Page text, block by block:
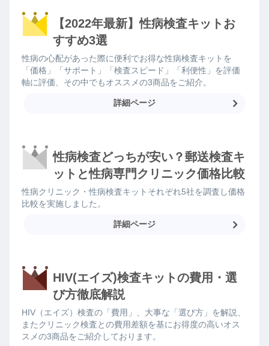
【2022年最新】性病検査キットお
すすめ3選
性病の心配があった際に便利でお得な性病検査キットを
「価格」「サポート」「検査スピード」「利便性」を評価
軸に評価、その中でもオススメの3商品をご紹介。
詳細ページ
性病検査どっちが安い？郵送検査キ
ットと性病専門クリニック価格比較
性病クリニック・性病検査キットそれぞれ5社を調査し価格
比較を実施しました。
詳細ページ
HIV(エイズ)検査キットの費用・選
び方徹底解説
HIV（エイズ）検査の「費用」、大事な「選び方」を解説、
またクリニック検査との費用差額を基にお得度の高いオス
スメの3商品をご紹介しております。